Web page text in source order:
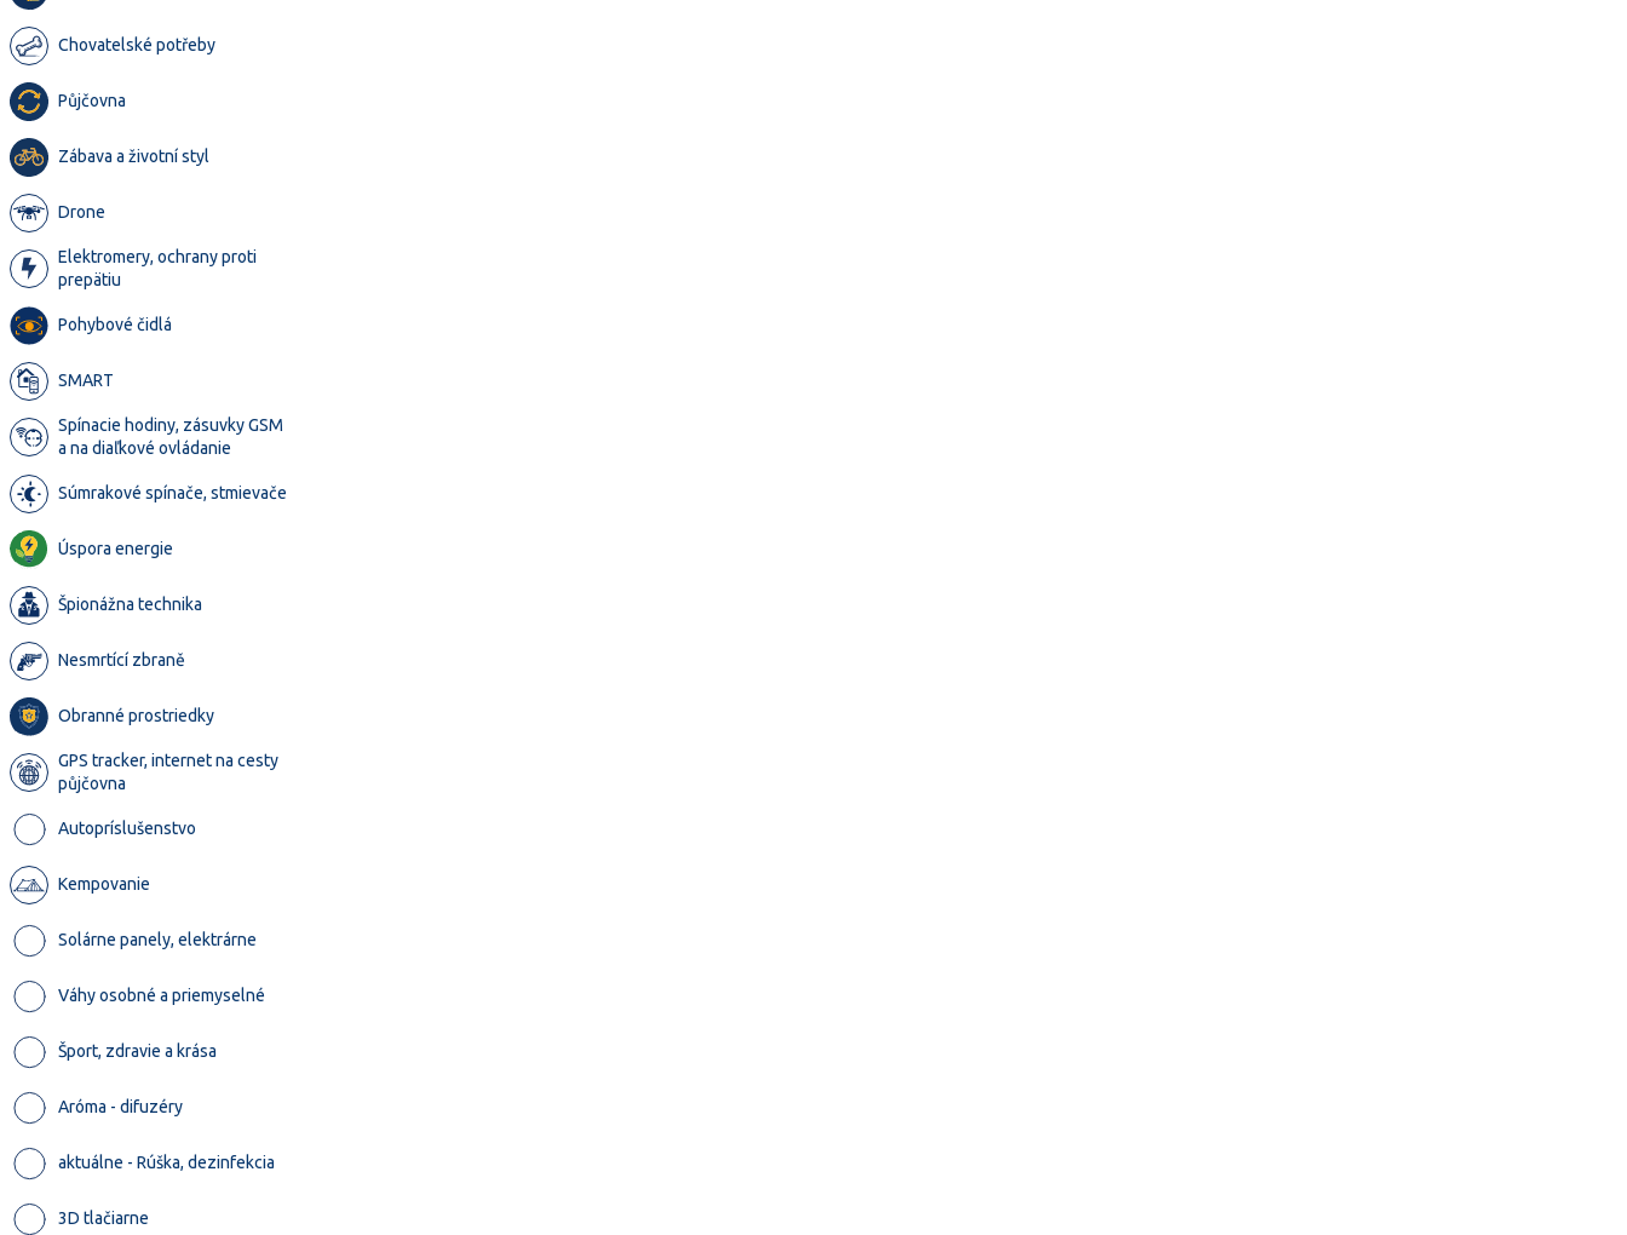
Chovatelské potřeby
Půjčovna
Zábava a životní styl
Drone
Elektromery, ochrany proti
prepätiu
Pohybové čidlá
SMART
Spínacie hodiny, zásuvky GSM
a na diaľkové ovládanie
Súmrakové spínače, stmievače
Úspora energie
Špionážna technika
Nesmrtící zbraně
Obranné prostriedky
GPS tracker, internet na cesty
půjčovna
Autopríslušenstvo
Kempovanie
Solárne panely, elektrárne
Váhy osobné a priemyselné
Šport, zdravie a krása
Aróma - difuzéry
aktuálne - Rúška, dezinfekcia
3D tlačiarne